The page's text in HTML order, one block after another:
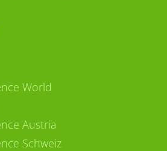
World
Austria
Schweiz